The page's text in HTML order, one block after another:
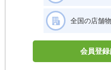
全国の店舗
会員登